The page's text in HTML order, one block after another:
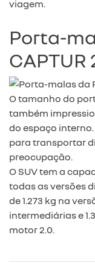
viagem.
Porta-
CAPTUR
O tamanho do
também
do espaço
para transportar
preocupação.
O SUV tem a
todas as versões
de 1.273 kg na
intermediárias e
motor 2.0.